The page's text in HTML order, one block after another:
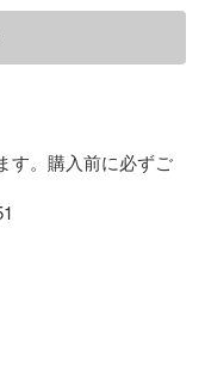
す。購入前に必ずご